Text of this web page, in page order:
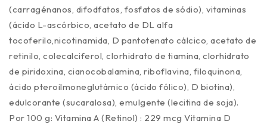
(carragénanos, difodfatos, fosfatos de sódio), vitaminas
(ácido L-ascórbico, acetato de DL alfa
tocoferilo,nicotinamida, D pantotenato cálcico, acetato de
retinilo, colecalciferol, clorhidrato de tiamina, clorhidrato
de piridoxina, cianocobalamina, riboflavina, filoquinona,
ácido pteroilmoneglutámico (ácido fólico), D biotina),
edulcorante (sucaralosa), emulgente (lecitina de soja).
Por 100 g: Vitamina A (Retinol) : 229 mcg Vitamina D